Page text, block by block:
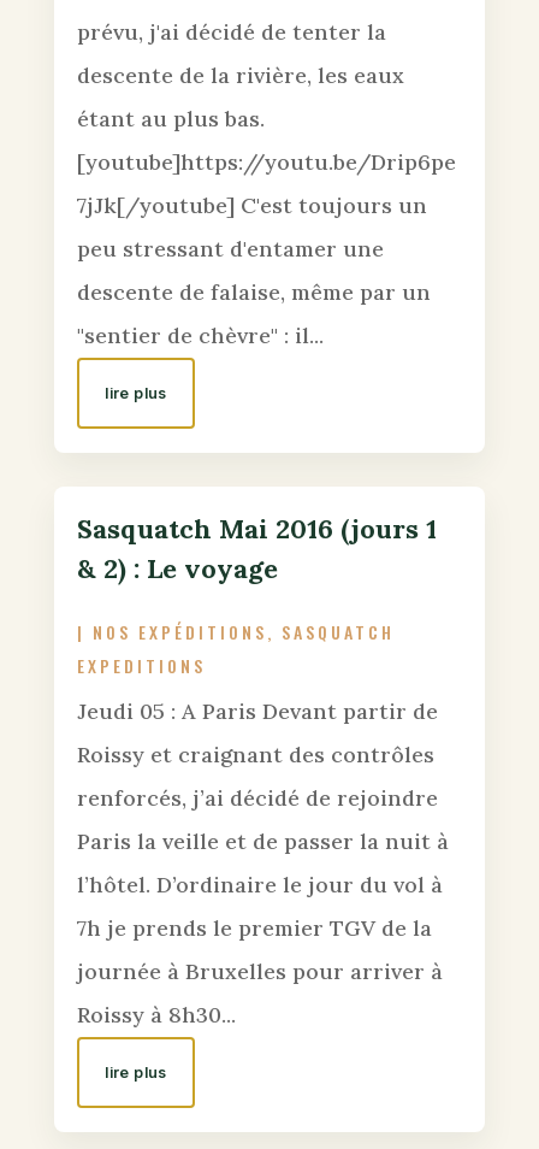
prévu, j'ai décidé de tenter la
descente de la rivière, les eaux
étant au plus bas.
[youtube]https://youtu.be/Drip6pe
7jJk[/youtube] C'est toujours un
peu stressant d'entamer une
descente de falaise, même par un
"sentier de chèvre" : il...
lire plus
Sasquatch Mai 2016 (jours 1
& 2) : Le voyage
| NOS EXPÉDITIONS, SASQUATCH
EXPEDITIONS
Jeudi 05 : A Paris Devant partir de
Roissy et craignant des contrôles
renforcés, j’ai décidé de rejoindre
Paris la veille et de passer la nuit à
l’hôtel. D’ordinaire le jour du vol à
7h je prends le premier TGV de la
journée à Bruxelles pour arriver à
Roissy à 8h30...
lire plus